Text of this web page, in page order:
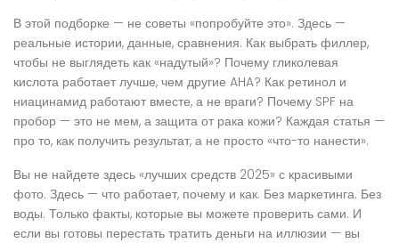
В этой подборке — не советы «попробуйте это». Здесь —
реальные истории, данные, сравнения. Как выбрать филлер,
чтобы не выглядеть как «надутый»? Почему гликолевая
кислота работает лучше, чем другие AHA? Как ретинол и
ниацинамид работают вместе, а не враги? Почему SPF на
пробор — это не мем, а защита от рака кожи? Каждая статья —
про то, как получить результат, а не просто «что-то нанести».
Вы не найдете здесь «лучших средств 2025» с красивыми
фото. Здесь — что работает, почему и как. Без маркетинга. Без
воды. Только факты, которые вы можете проверить сами. И
если вы готовы перестать тратить деньги на иллюзии — вы